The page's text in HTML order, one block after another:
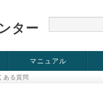
ター
マニュアル
ある質問